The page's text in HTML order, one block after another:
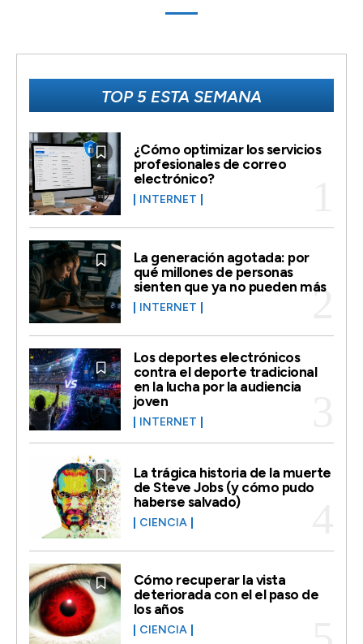
TOP 5 ESTA SEMANA
¿Cómo optimizar los servicios
profesionales de correo
electrónico?
INTERNET
La generación agotada: por
qué millones de personas
sienten que ya no pueden más
INTERNET
Los deportes electrónicos
contra el deporte tradicional
en la lucha por la audiencia
joven
INTERNET
La trágica historia de la muerte
de Steve Jobs (y cómo pudo
haberse salvado)
CIENCIA
Cómo recuperar la vista
deteriorada con el el paso de
los años
CIENCIA